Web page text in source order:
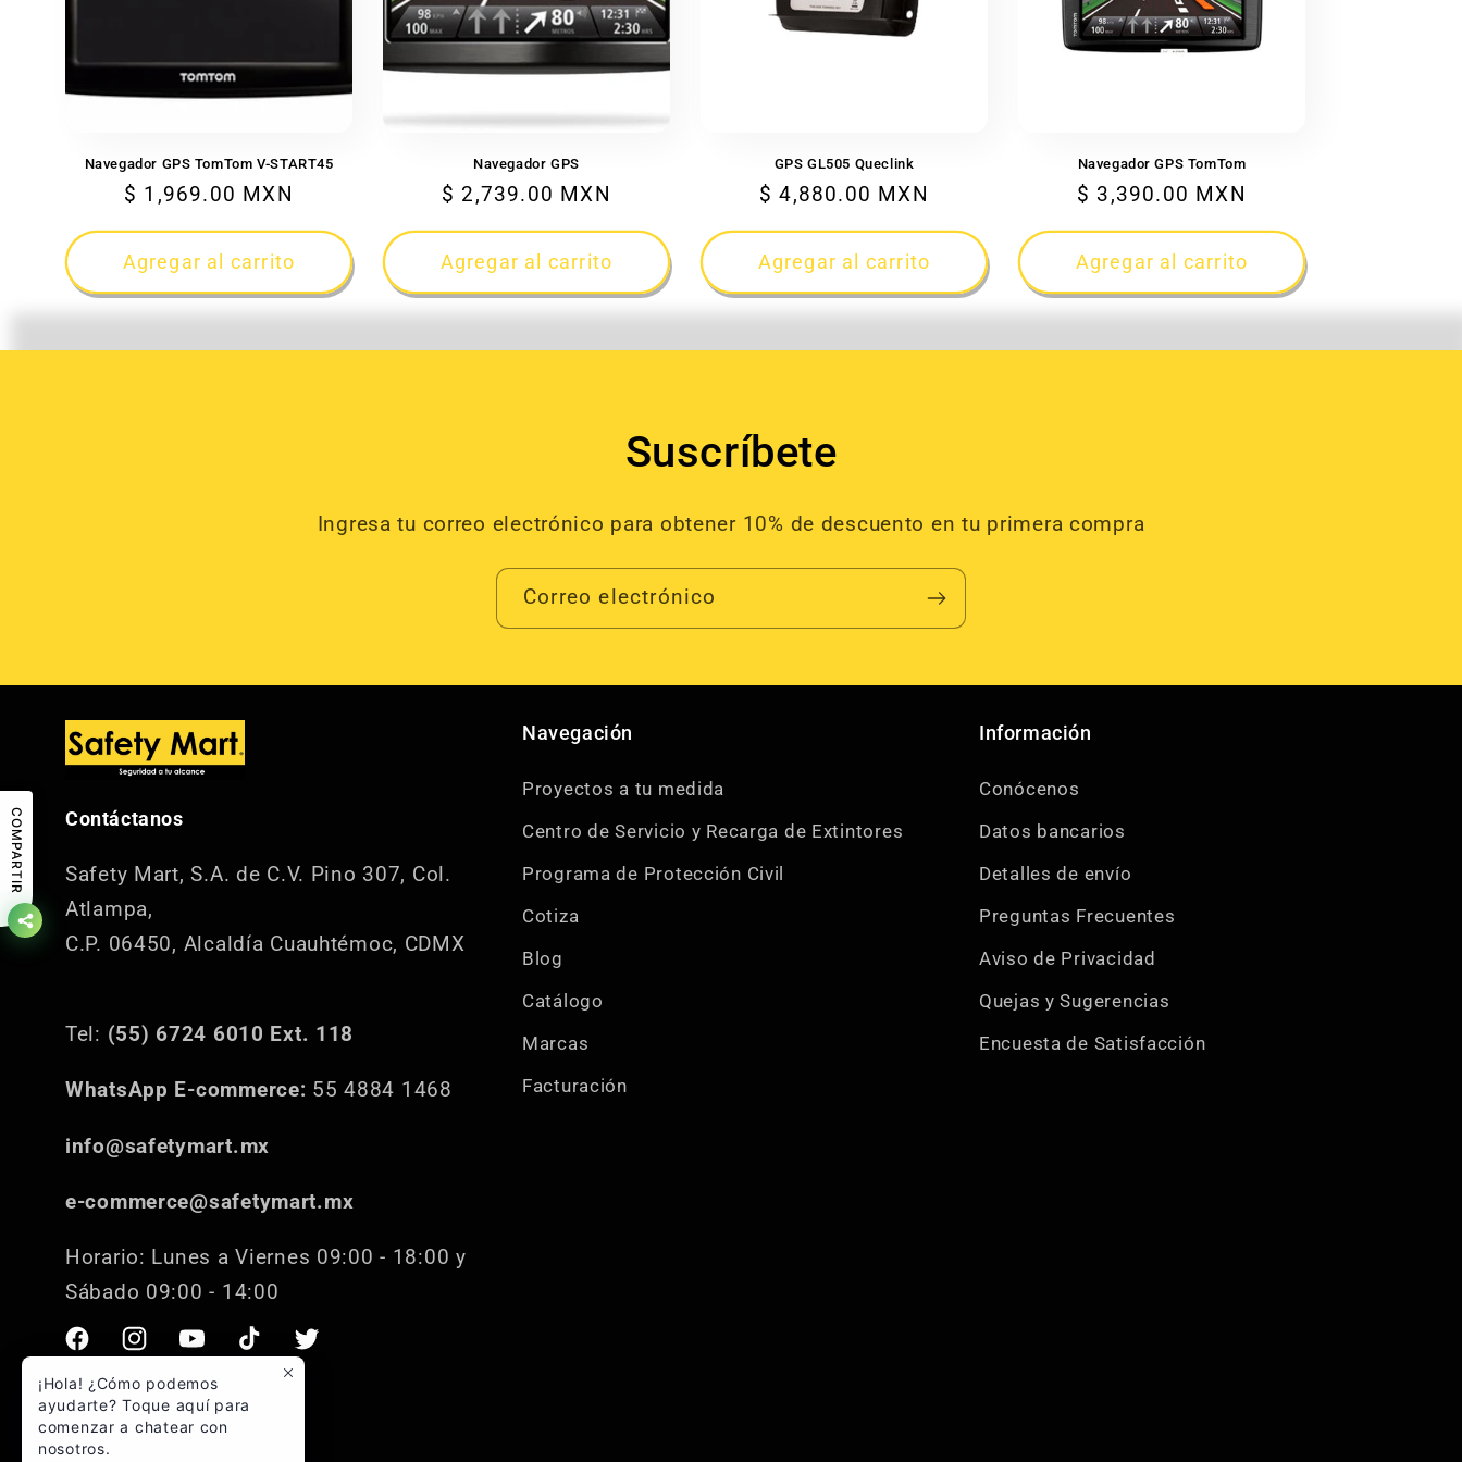
i
ó
n
:
Navegador GPS TomTom V-START45
Precio
$ 1,969.00 MXN
Agregar al carrito
Navegador GPS
Precio
$ 2,739.00 MXN
Agregar al carrito
GPS GL505 Queclink
Precio
$ 4,880.00 MXN
Agregar al carrito
Navegador GPS TomTom
Precio
$ 3,390.00 MXN
Agregar al carrito
Suscríbete
Ingresa tu correo electrónico para obtener 10% de descuento en tu primera compra
Correo electrónico
Contáctanos
Safety Mart, S.A. de C.V. Pino 307, Col.
Atlampa,
C.P. 06450, Alcaldía Cuauhtémoc, CDMX
Tel: (55) 6724 6010 Ext. 118
WhatsApp E-commerce: 55 4884 1468
info@safetymart.mx
e-commerce@safetymart.mx
Horario: Lunes a Viernes 09:00 - 18:00 y
Sábado 09:00 - 14:00
FacebookInstagramYouTubeTikTok Twitter
Navegación
Proyectos a tu medida
Centro de Servicio y Recarga de Extintores
Programa de Protección Civil
Cotiza
Blog
Catálogo
Marcas
Facturación
Información
Conócenos
Datos bancarios
Detalles de envío
Preguntas Frecuentes
Aviso de Privacidad
Quejas y Sugerencias
Encuesta de Satisfacción
¡Hola! ¿Cómo podemos
ayudarte? Toque aquí para
comenzar a chatear con
nosotros.
COMPARTIR